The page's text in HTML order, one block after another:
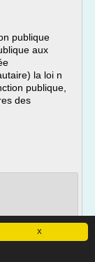
X
publique
aux
la loi n
publique,
des
sur
servira au